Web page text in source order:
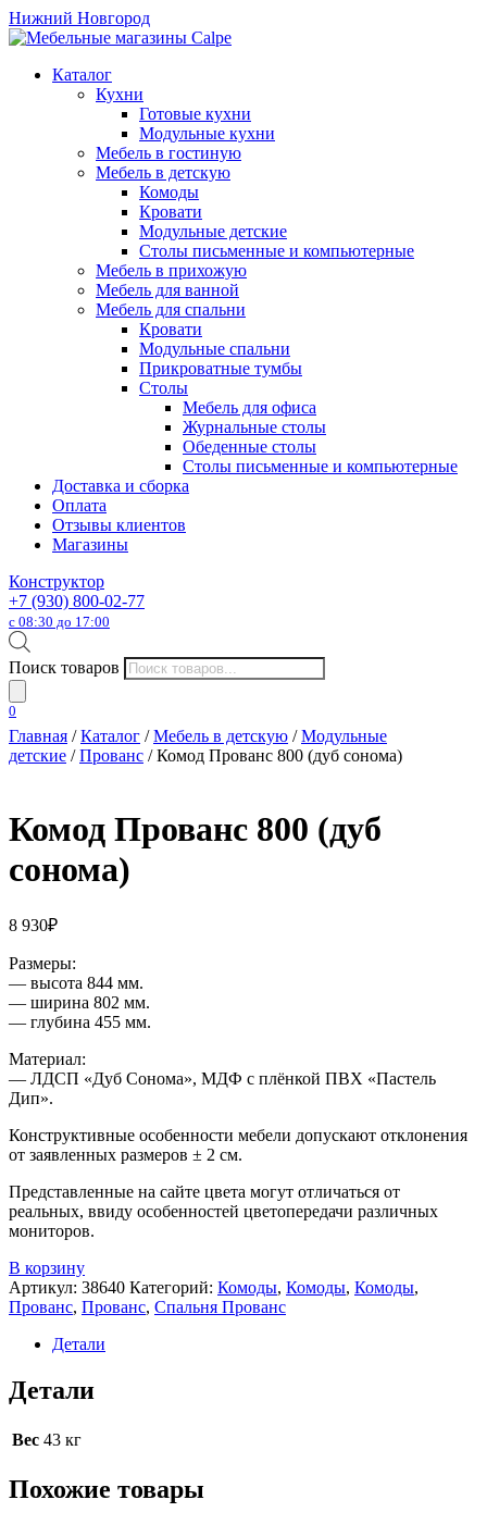
Нижний Новгород
Каталог
Кухни
Готовые кухни
Модульные кухни
Мебель в гостиную
Мебель в детскую
Комоды
Кровати
Модульные детские
Столы письменные и компьютерные
Мебель в прихожую
Мебель для ванной
Мебель для спальни
Кровати
Модульные спальни
Прикроватные тумбы
Столы
Мебель для офиса
Журнальные столы
Обеденные столы
Столы письменные и компьютерные
Доставка и сборка
Оплата
Отзывы клиентов
Магазины
Конструктор
+7 (930) 800-02-77
с 08:30 до 17:00
Поиск товаров
0
Главная /Каталог /Мебель в детскую /Модульные
детские /Прованс / Комод Прованс 800 (дуб сонома)
Комод Прованс 800 (дуб
сонома)
8 930₽
Размеры:
— высота 844 мм.
— ширина 802 мм.
— глубина 455 мм.
Материал:
— ЛДСП «Дуб Сонома», МДФ с плёнкой ПВХ «Пастель
Дип».
Конструктивные особенности мебели допускают отклонения
от заявленных размеров ± 2 см.
Представленные на сайте цвета могут отличаться от
реальных, ввиду особенностей цветопередачи различных
мониторов.
В корзину
Артикул: 38640 Категорий: Комоды, Комоды, Комоды,
Прованс, Прованс, Спальня Прованс
Детали
Детали
Вес 43 кг
Похожие товары